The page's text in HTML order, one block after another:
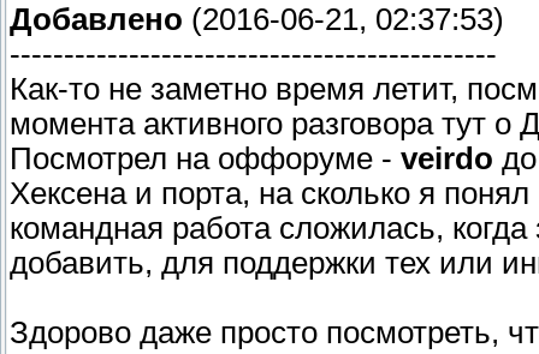
Добавлено (2016-06-21, 02:37:53)
---------------------------------------------
Как-то не заметно время летит,
момента активного разговора тут о
Посмотрел на оффоруме - veirdo
Хексена и порта, на сколько я
командная работа сложилась,
добавить, для поддержки тех или
Здорово даже просто посмотреть,